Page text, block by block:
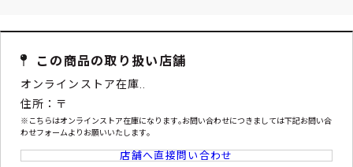
この商品の取り扱い店舗
オンラインストア在庫..
住所：〒
※こちらはオンラインストア在庫になります｡お問い合わせにつきましては下記お問い合
わせフォームよりお願いいたします｡
店舗へ直接問い合わせ